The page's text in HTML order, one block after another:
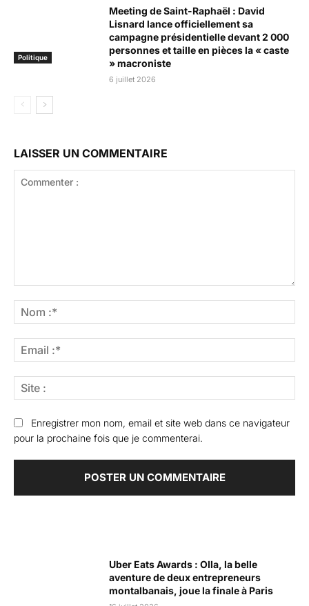
Politique
Meeting de Saint-Raphaël : David
Lisnard lance officiellement sa
campagne présidentielle devant 2 000
personnes et taille en pièces la « caste
» macroniste
6 juillet 2026
LAISSER UN COMMENTAIRE
:*
:*
:
Enregistrer mon nom, email et site web dans ce navigateur
pour la prochaine fois que je commenterai.
Uber Eats Awards : Olla, la belle
aventure de deux entrepreneurs
montalbanais, joue la finale à Paris